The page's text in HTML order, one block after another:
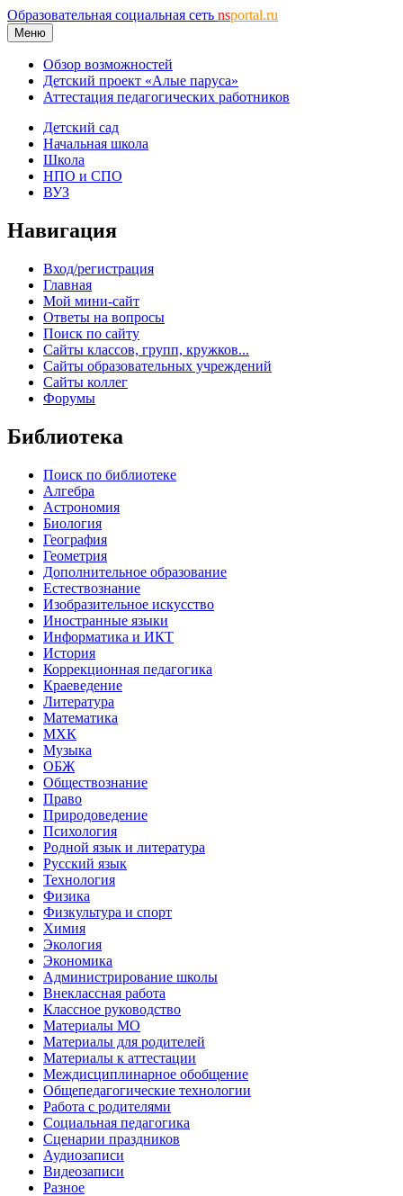
Образовательная социальная сеть nsportal.ru
Меню
Обзор возможностей
Детский проект «Алые паруса»
Аттестация педагогических работников
Детский сад
Начальная школа
Школа
НПО и СПО
ВУЗ
Навигация
Вход/регистрация
Главная
Мой мини-сайт
Ответы на вопросы
Поиск по сайту
Сайты классов, групп, кружков...
Сайты образовательных учреждений
Сайты коллег
Форумы
Библиотека
Поиск по библиотеке
Алгебра
Астрономия
Биология
География
Геометрия
Дополнительное образование
Естествознание
Изобразительное искусство
Иностранные языки
Информатика и ИКТ
История
Коррекционная педагогика
Краеведение
Литература
Математика
МХК
Музыка
ОБЖ
Обществознание
Право
Природоведение
Психология
Родной язык и литература
Русский язык
Технология
Физика
Физкультура и спорт
Химия
Экология
Экономика
Администрирование школы
Внеклассная работа
Классное руководство
Материалы МО
Материалы для родителей
Материалы к аттестации
Междисциплинарное обобщение
Общепедагогические технологии
Работа с родителями
Социальная педагогика
Сценарии праздников
Аудиозаписи
Видеозаписи
Разное